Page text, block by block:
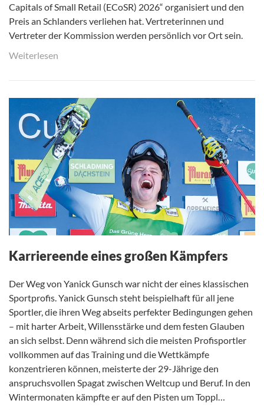
Capitals of Small Retail (ECoSR) 2026“ organisiert und den
Preis an Schlanders verliehen hat. Vertreterinnen und
Vertreter der Kommission werden persönlich vor Ort sein.
Weiterlesen
Karriereende eines großen Kämpfers
Der Weg von Yanick Gunsch war nicht der eines klassischen
Sportprofis. Yanick Gunsch steht beispielhaft für all jene
Sportler, die ihren Weg abseits perfekter Bedingungen gehen
– mit harter Arbeit, Willensstärke und dem festen Glauben
an sich selbst. Denn während sich die meisten Profisportler
vollkommen auf das Training und die Wettkämpfe
konzentrieren können, meisterte der 29-Jährige den
anspruchsvollen Spagat zwischen Weltcup und Beruf. In den
Wintermonaten kämpfte er auf den Pisten um Toppl…